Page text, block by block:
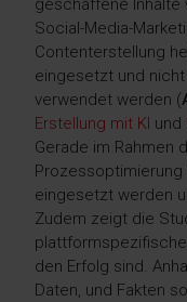
Social-Media-
Contenterstellung
eingesetzt und
verwendet werden (
Erstellung mit KI und
Gerade im Rahmen
Prozessoptimierung
eingesetzt werden
Zudem zeigt die
den Erfolg sind.
Daten, und Fakten